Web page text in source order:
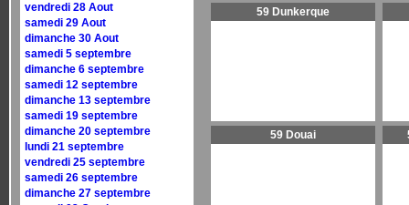
vendredi 28 Aout
samedi 29 Aout
dimanche 30 Aout
samedi 5 septembre
dimanche 6 septembre
samedi 12 septembre
dimanche 13 septembre
samedi 19 septembre
dimanche 20 septembre
lundi 21 septembre
vendredi 25 septembre
samedi 26 septembre
dimanche 27 septembre
59 Dunkerque
59 Douai